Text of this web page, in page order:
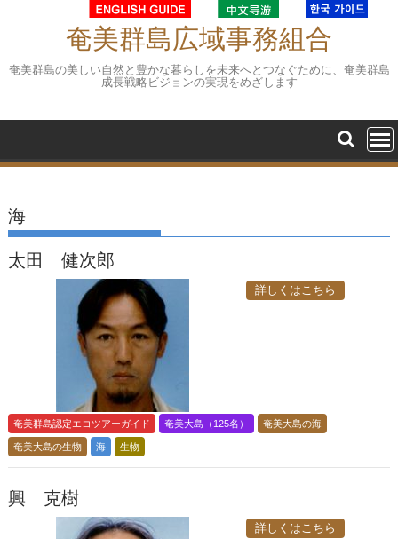
奄美群島広域事務組合
奄美群島の美しい自然と豊かな暮らしを未来へとつなぐために、奄美群島
成長戦略ビジョンの実現をめざします
海
太田 健次郎
詳しくはこちら
奄美群島認定エコツアーガイド 奄美大島（125名） 奄美大島の海
奄美大島の生物 海 生物
興 克樹
詳しくはこちら